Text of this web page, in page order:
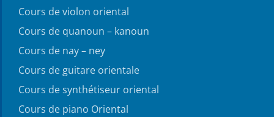
Cours de violon oriental
Cours de quanoun – kanoun
Cours de nay – ney
Cours de guitare orientale
Cours de synthétiseur oriental
Cours de piano Oriental